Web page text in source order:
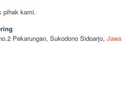
pihak kami.
Pekarungan, Sukodono Sidoarjo, Jawa